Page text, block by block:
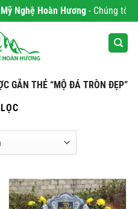
Nghệ Hoàn Hương- Chúng tôi
GẮN THẺ “MỘ ĐÁ TRÒN ĐẸP”
LỌC